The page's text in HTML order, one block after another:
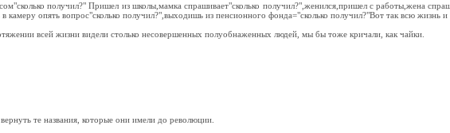
получил?" Пришел из школы,мамка спрашивает"сколько получил?",женился,пришел с работы,жена
камеру опять вопрос"сколько получил?",выходишь из пенсионного фонда="сколько получил?"Вот так всю жизнь
всей жизни видели столько несовершенных полуобнаженных людей, мы бы тоже кричали, как чайки.
те названия, которые они имели до революции.